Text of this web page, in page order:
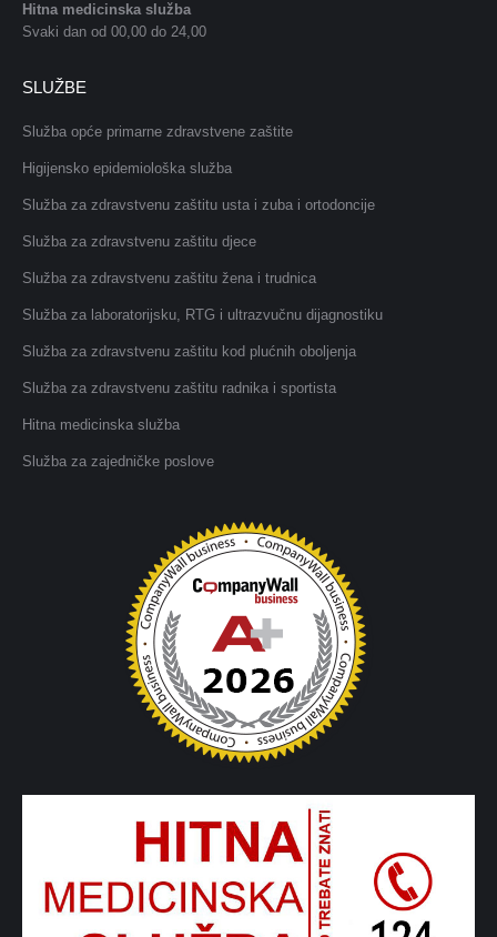
Hitna medicinska služba
Svaki dan od 00,00 do 24,00
SLUŽBE
Služba opće primarne zdravstvene zaštite
Higijensko epidemiološka služba
Služba za zdravstvenu zaštitu usta i zuba i ortodoncije
Služba za zdravstvenu zaštitu djece
Služba za zdravstvenu zaštitu žena i trudnica
Služba za laboratorijsku, RTG i ultrazvučnu dijagnostiku
Služba za zdravstvenu zaštitu kod plućnih oboljenja
Služba za zdravstvenu zaštitu radnika i sportista
Hitna medicinska služba
Služba za zajedničke poslove